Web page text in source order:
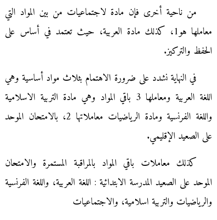
من ناحية أخرى فإن مادة لاجتماعيات من بين المواد التي
معاملها هو1، كذلك مادة العربية، حيث تعتمد في أساس على
الحفظ والتركيز.
في النهاية نشدد على ضرورة الاهتمام بثلاث مواد أساسية وهي
اللغة العربية ومعاملها 3 باقي المواد وهي مادة التربية الاسلامية
واللغة الفرنسية ومادة الرياضيات معاملاتها 2، بالامتحان الموحد
على الصعيد الإقليمي.
كذلك معاملات باقي المواد بالمراقبة المستمرة والامتحان
الموحد على الصعيد المدرسة الابتدائية : اللغة العربية، واللغة الفرنسية
والرياضيات والتربية اسلامية، والاجتماعيات